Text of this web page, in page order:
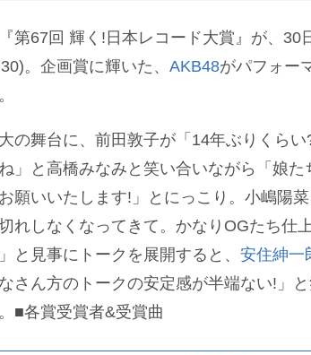
第67回 輝く!日本レコード大賞』が、30
。企画賞に輝いた、 AKB48がパフォー
の舞台に、前田敦子が「14年ぶりくらい
」と高橋みなみと笑い合いながら「娘た
願いいたします!」とにっこり。小嶋陽菜
切れしなくなってきて。かなりOGたち仕
と見事にトークを展開すると、 安住紳一
さん方のトークの安定感が半端ない!」
■各賞受賞者&受賞曲